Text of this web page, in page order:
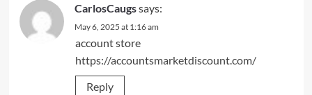
CarlosCaugssays:
May 6, 2025 at 1:16 am
account store
https://accountsmarketdiscount.com/
Reply